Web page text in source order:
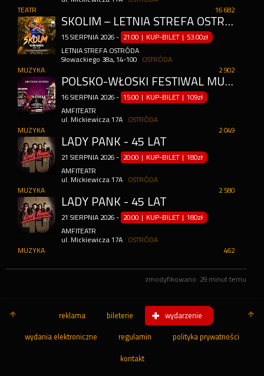
16 682
TEATR
SKOLIM – LETNIA STREFA OSTRÓDA
15 SIERPNIA 2026 - 21:00 | KUP-BILET | 53.00zł
LETNIA STREFA OSTRÓDA
Słowackiego 38a, 14-100
OSTRÓDA
2 902
MUZYKA
POLSKO-WŁOSKI FESTIWAL MUZYKI WESELNEJ!
16 SIERPNIA 2026 - 15:00 | KUP-BILET |109zł
AMFITEATR
ul. Mickiewicza 17A
OSTRÓDA
2 049
MUZYKA
LADY PANK - 45 LAT
21 SIERPNIA 2026 - 20:00 | KUP-BILET |180zł
AMFITEATR
ul. Mickiewicza 17A
OSTRÓDA
2 580
MUZYKA
LADY PANK - 45 LAT
21 SIERPNIA 2026 - 20:00 | KUP-BILET |180zł
AMFITEATR
ul. Mickiewicza 17A
OSTRÓDA
462
MUZYKA
zmodyfikowano 29 minut temu
reklama bileterie wydarzenie
wydania elektroniczne regulamin polityka prywatności
kontakt